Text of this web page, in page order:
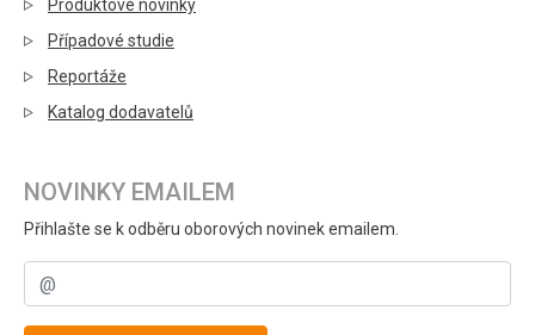
Produktové novinky
Případové studie
Reportáže
Katalog dodavatelů
NOVINKY EMAILEM
Přihlašte se k odběru oborových novinek emailem.